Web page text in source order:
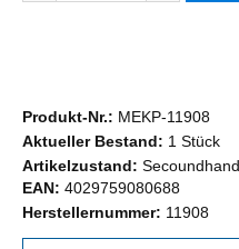
Produkt-Nr.: MEKP-11908
Aktueller Bestand: 1 Stück
Artikelzustand: Secoundhand
EAN: 4029759080688
Herstellernummer: 11908